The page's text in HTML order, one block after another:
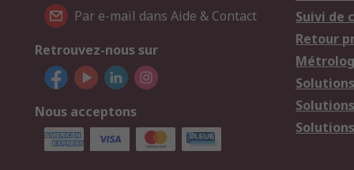
Par e-mail dans Aide & Contact
Retrouvez-nous sur
Nous acceptons
Suivi de
Retour